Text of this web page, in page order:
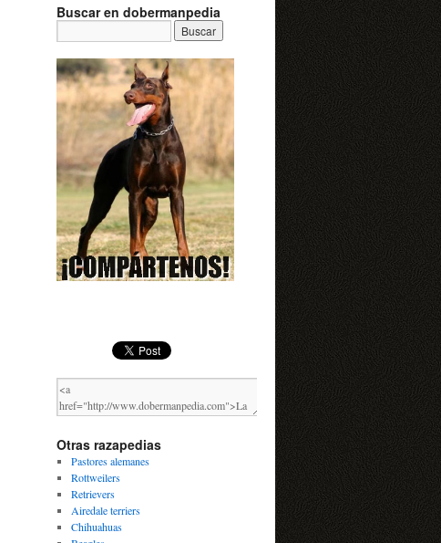
Buscar en dobermanpedia
Otras razapedias
Pastores alemanes
Rottweilers
Retrievers
Airedale terriers
Chihuahuas